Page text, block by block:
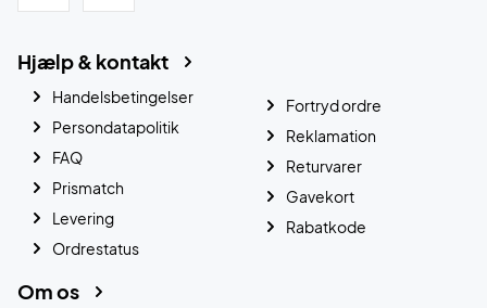
Hjælp & kontakt
Handelsbetingelser
Persondatapolitik
FAQ
Prismatch
Levering
Ordrestatus
Fortryd ordre
Reklamation
Returvarer
Gavekort
Rabatkode
Om os